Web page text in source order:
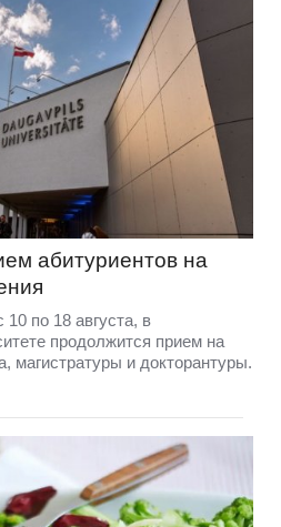
абитуриентов на
по 18 августа, в
продолжится прием на
магистратуры и докторантуры.